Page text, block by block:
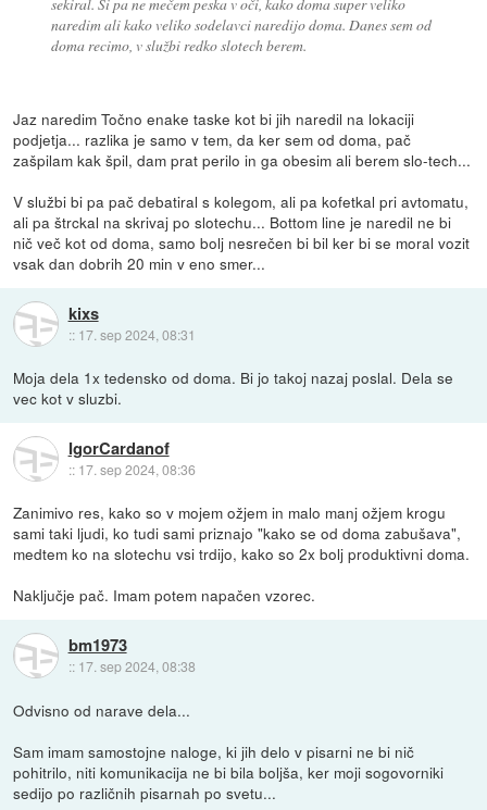
sekiral. Si pa ne mečem peska v oči, kako doma super veliko
naredim ali kako veliko sodelavci naredijo doma. Danes sem od
doma recimo, v službi redko slotech berem.
Jaz naredim Točno enake taske kot bi jih naredil na lokaciji
podjetja... razlika je samo v tem, da ker sem od doma, pač
zašpilam kak špil, dam prat perilo in ga obesim ali berem slo-tech...
V službi bi pa pač debatiral s kolegom, ali pa kofetkal pri avtomatu,
ali pa štrckal na skrivaj po slotechu... Bottom line je naredil ne bi
nič več kot od doma, samo bolj nesrečen bi bil ker bi se moral vozit
vsak dan dobrih 20 min v eno smer...
kixs
:: 17. sep 2024, 08:31
Moja dela 1x tedensko od doma. Bi jo takoj nazaj poslal. Dela se
vec kot v sluzbi.
IgorCardanof
:: 17. sep 2024, 08:36
Zanimivo res, kako so v mojem ožjem in malo manj ožjem krogu
sami taki ljudi, ko tudi sami priznajo "kako se od doma zabušava",
medtem ko na slotechu vsi trdijo, kako so 2x bolj produktivni doma.
Naključje pač. Imam potem napačen vzorec.
bm1973
:: 17. sep 2024, 08:38
Odvisno od narave dela...
Sam imam samostojne naloge, ki jih delo v pisarni ne bi nič
pohitrilo, niti komunikacija ne bi bila boljša, ker moji sogovorniki
sedijo po različnih pisarnah po svetu...